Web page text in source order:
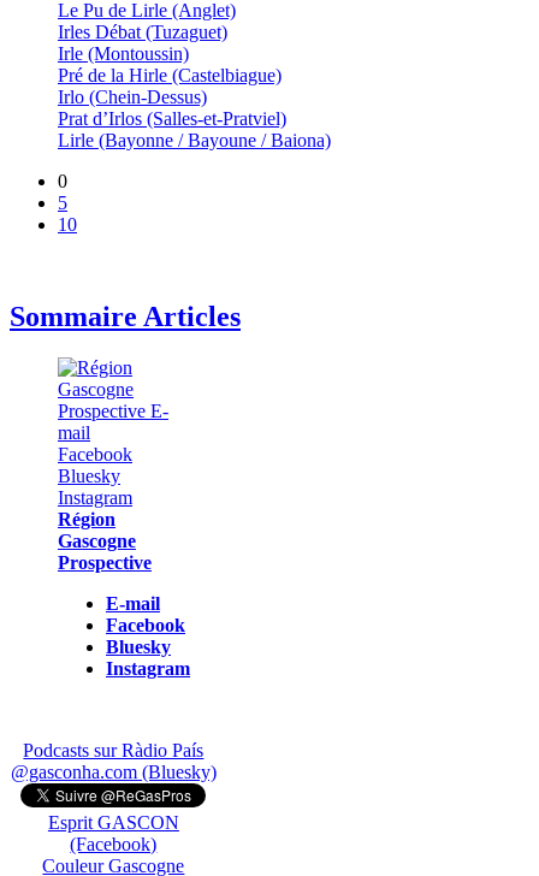
Le Pu de Lirle (Anglet)
Irles Débat (Tuzaguet)
Irle (Montoussin)
Pré de la Hirle (Castelbiague)
Irlo (Chein-Dessus)
Prat d’Irlos (Salles-et-Pratviel)
Lirle (Bayonne / Bayoune / Baiona)
0
5
10
Sommaire Articles
Région
Gascogne
Prospective
E-mail
Facebook
Bluesky
Instagram
Podcasts sur Ràdio País
@gasconha.com (Bluesky)
Esprit GASCON
(Facebook)
Couleur Gascogne